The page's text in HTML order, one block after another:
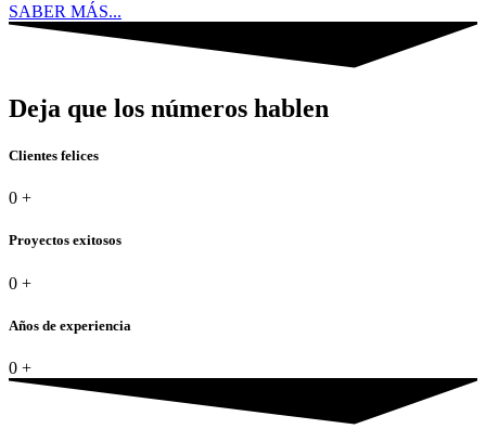
SABER MÁS...
Deja que los números hablen
Clientes felices
0 +
Proyectos exitosos
0 +
Años de experiencia
0 +